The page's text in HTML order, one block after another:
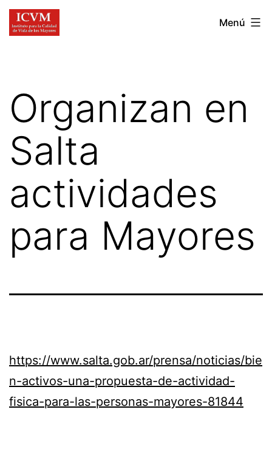
Instituto
de
Vida
de
los
Mayores
Menú
Organizan en
Salta
actividades
para Mayores
https://www.salta.gob.ar/prensa/noticias/bie
n-activos-una-propuesta-de-actividad-
fisica-para-las-personas-mayores-81844